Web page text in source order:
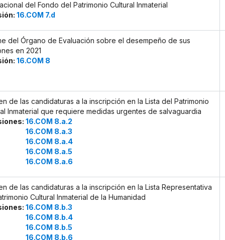
del Fondo del Patrimonio Cultural Inmaterial
16.COM 7.d
del Órgano de Evaluación sobre el desempeño de sus
en 2021
16.COM 8
de las candidaturas a la inscripción en la Lista del Patrimonio
Inmaterial que requiere medidas urgentes de salvaguardia
16.COM 8.a.2
16.COM 8.a.3
16.COM 8.a.4
16.COM 8.a.5
16.COM 8.a.6
de las candidaturas a la inscripción en la Lista Representativa
Cultural Inmaterial de la Humanidad
16.COM 8.b.3
16.COM 8.b.4
16.COM 8.b.5
16.COM 8.b.6